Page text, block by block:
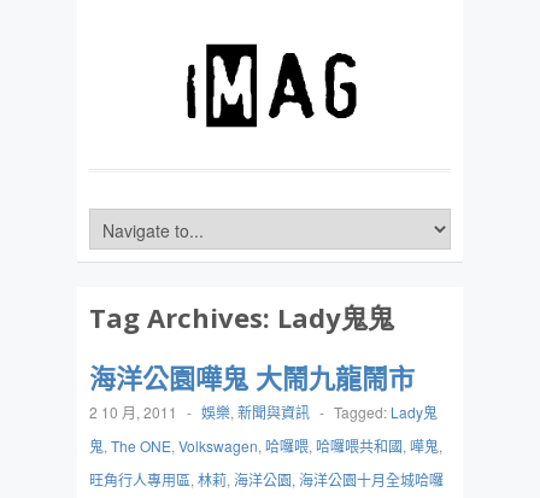
Tag Archives: Lady鬼鬼
海洋公園嘩鬼 大鬧九龍鬧市
2 10 月, 2011 - 娛樂, 新聞與資訊 - Tagged: Lady鬼
鬼, The ONE, Volkswagen, 哈囉喂, 哈囉喂共和國, 嘩鬼,
旺角行人專用區, 林莉, 海洋公園, 海洋公園十月全城哈囉